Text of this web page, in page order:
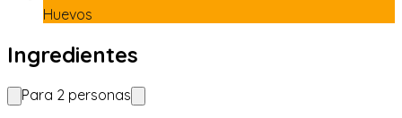
Huevos
Ingredientes
Para 2 personas